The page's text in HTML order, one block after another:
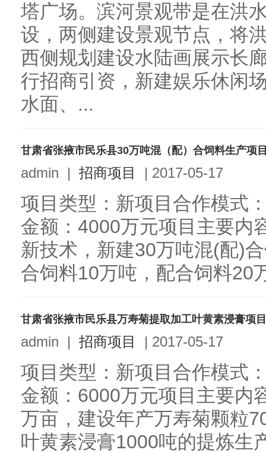
塔广场。滨河景观带是在洪
设，两侧建设景观节点，将
西侧规划建设水陆画展示长
行招商引资，新建娱乐休闲
水面、...
甘肃省张掖市民乐县30万吨混（配）合饲料生产项
admin | 招商项目 | 2017-05-17
项目类型：新项目合作模式
金额：4000万元项目主要内
新技术，新建30万吨混(配)
合饲料10万吨，配合饲料20
甘肃省张掖市民乐县万寿菊提取加工叶黄素浸膏项目
admin | 招商项目 | 2017-05-17
项目类型：新项目合作模式
金额：6000万元项目主要内
万亩，建设年产万寿菊颗粒
叶黄素浸膏1000吨的提炼生